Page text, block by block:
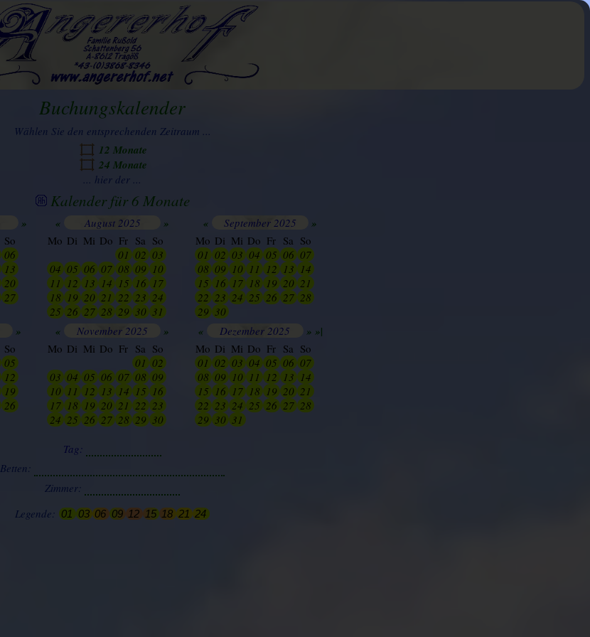
Buchungskalender
Wählen Sie den entsprechenden Zeitraum ...
12 Monate
24 Monate
... hier der ...
Kalender für 6 Monate
»
So
06
13
20
27
« August 2025 »
Mo Di Mi Do Fr Sa So
01 02 03
04 05 06 07 08 09 10
11 12 13 14 15 16 17
18 19 20 21 22 23 24
25 26 27 28 29 30 31
« September 2025 »
Mo Di Mi Do Fr Sa So
01 02 03 04 05 06 07
08 09 10 11 12 13 14
15 16 17 18 19 20 21
22 23 24 25 26 27 28
29 30
»
So
05
12
19
26
« November 2025 »
Mo Di Mi Do Fr Sa So
01 02
03 04 05 06 07 08 09
10 11 12 13 14 15 16
17 18 19 20 21 22 23
24 25 26 27 28 29 30
« Dezember 2025 » »|
Mo Di Mi Do Fr Sa So
01 02 03 04 05 06 07
08 09 10 11 12 13 14
15 16 17 18 19 20 21
22 23 24 25 26 27 28
29 30 31
Tag:
Betten:
Zimmer:
Legende: 01 03 06 09 12 15 18 21 24